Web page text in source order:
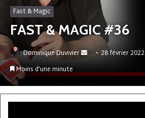
Fast & Magic
FAST & MAGIC #36
Dominique Duvivier
Envoyer
un
courriel
28 février 2022
Moins d’une minute